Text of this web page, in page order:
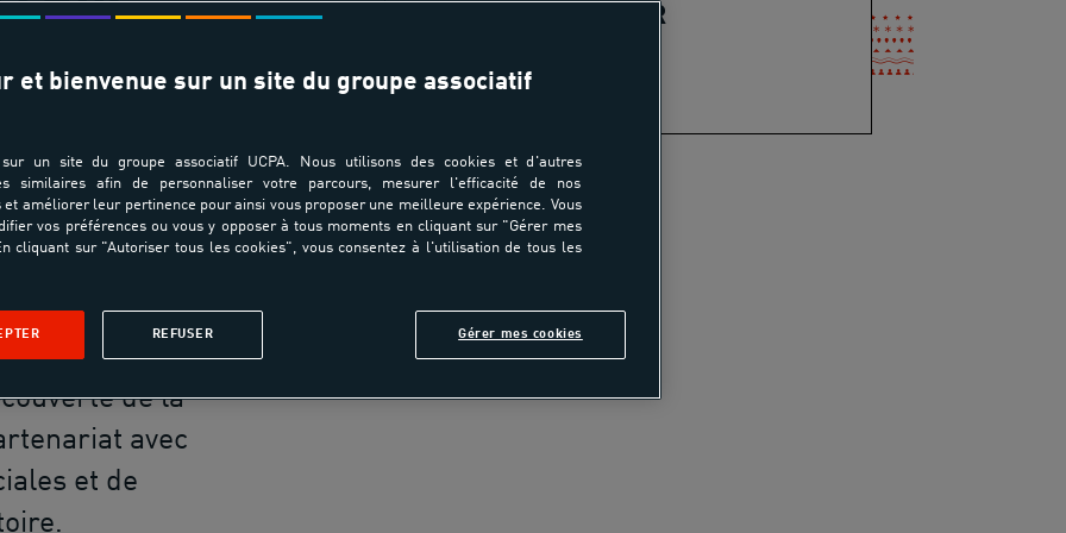
l'UCPA
séances
par an
de
protection
de la
avec
et de
LAËTITIA VERDIER
Partager
et bienvenue sur un site du groupe associatif
un site du groupe associatif UCPA. Nous utilisons des cookies et d'autres
similaires afin de personnaliser votre parcours, mesurer l'efficacité de nos
et améliorer leur pertinence pour ainsi vous proposer une meilleure expérience. Vous
vos préférences ou vous y opposer à tous moments en cliquant sur "Gérer mes
cliquant sur "Autoriser tous les cookies", vous consentez à l'utilisation de tous les
Gérer mes cookies
REFUSER